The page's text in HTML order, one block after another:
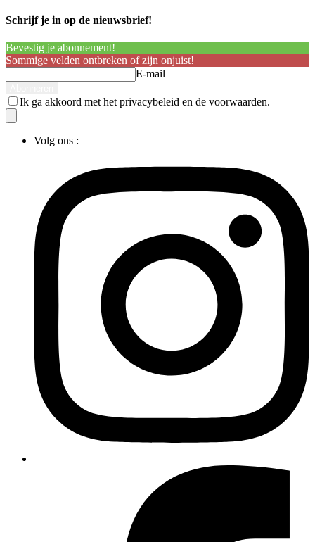
Schrijf je in op de nieuwsbrief!
Bevestig je abonnement!
Sommige velden ontbreken of zijn onjuist!
E-mail
Ik ga akkoord met het privacybeleid en de voorwaarden.
Volg ons :